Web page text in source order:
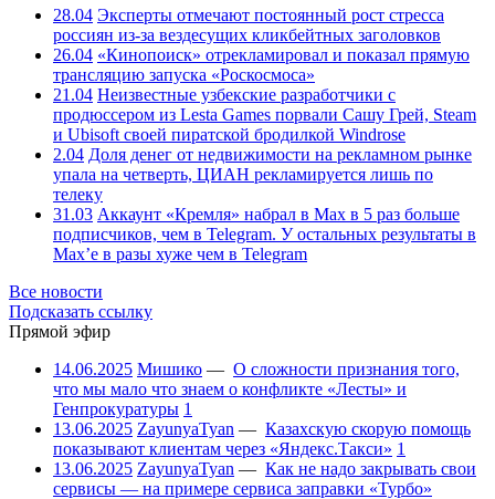
28.04 Эксперты отмечают постоянный рост стресса
россиян из-за вездесущих кликбейтных заголовков
26.04 «Кинопоиск» отрекламировал и показал прямую
трансляцию запуска «Роскосмоса»
21.04 Неизвестные узбекские разработчики с
продюссером из Lesta Games порвали Сашу Грей, Steam
и Ubisoft своей пиратской бродилкой Windrose
2.04 Доля денег от недвижимости на рекламном рынке
упала на четверть, ЦИАН рекламируется лишь по
телеку
31.03 Аккаунт «Кремля» набрал в Max в 5 раз больше
подписчиков, чем в Telegram. У остальных результаты в
Max’е в разы хуже чем в Telegram
Все новости
Подсказать ссылку
Прямой эфир
14.06.2025 Мишико — О сложности признания того,
что мы мало что знаем о конфликте «Лесты» и
Генпрокуратуры 1
13.06.2025 ZayunyaTyan — Казахскую скорую помощь
показывают клиентам через «Яндекс.Такси» 1
13.06.2025 ZayunyaTyan — Как не надо закрывать свои
сервисы — на примере сервиса заправки «Турбо»